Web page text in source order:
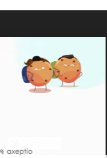
Paris